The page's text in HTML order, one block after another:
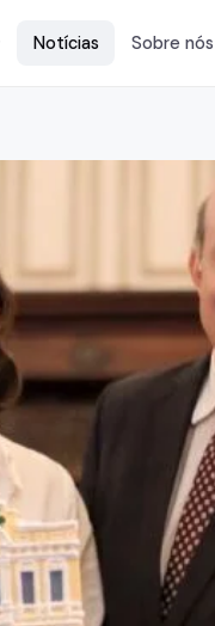
distribuição
Impressão &
Publicidade
T-shirts, fardas, pulseiras
Venda de Bilhetes
TuduTicket Online
Lavagem de Carros
Em breve — brevemente
Notícias Sobre nós